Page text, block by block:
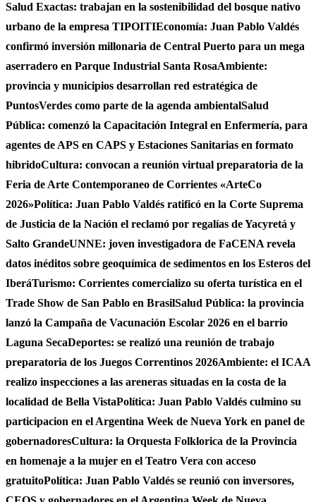
Salud Exactas: trabajan en la sostenibilidad del bosque nativo
urbano de la empresa TIPOITIEconomía: Juan Pablo Valdés
confirmó inversión millonaria de Central Puerto para un mega
aserradero en Parque Industrial Santa RosaAmbiente:
provincia y municipios desarrollan red estratégica de
PuntosVerdes como parte de la agenda ambientalSalud
Pública: comenzó la Capacitación Integral en Enfermería, para
agentes de APS en CAPS y Estaciones Sanitarias en formato
hibridoCultura: convocan a reunión virtual preparatoria de la
Feria de Arte Contemporaneo de Corrientes «ArteCo
2026»Política: Juan Pablo Valdés ratificó en la Corte Suprema
de Justicia de la Nación el reclamó por regalías de Yacyretá y
Salto GrandeUNNE: joven investigadora de FaCENA revela
datos inéditos sobre geoquímica de sedimentos en los Esteros del
IberáTurismo: Corrientes comercializo su oferta turística en el
Trade Show de San Pablo en BrasilSalud Pública: la provincia
lanzó la Campaña de Vacunación Escolar 2026 en el barrio
Laguna SecaDeportes: se realizó una reunión de trabajo
preparatoria de los Juegos Correntinos 2026Ambiente: el ICAA
realizo inspecciones a las areneras situadas en la costa de la
localidad de Bella VistaPolítica: Juan Pablo Valdés culmino su
participacion en el Argentina Week de Nueva York en panel de
gobernadoresCultura: la Orquesta Folklorica de la Provincia
en homenaje a la mujer en el Teatro Vera con acceso
gratuitoPolítica: Juan Pablo Valdés se reunió con inversores,